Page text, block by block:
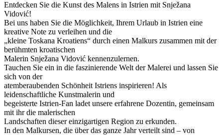
Entdecken Sie die Kunst des Malens in Istrien mit Snježana
Vidović!
Bei uns haben Sie die Möglichkeit, Ihrem Urlaub in Istrien eine
kreative Note zu verleihen und die
„kleine Toskana Kroatiens“ durch einen Malkurs zusammen mit der
berühmten kroatischen
Malerin Snježana Vidović kennenzulernen.
Tauchen Sie ein in die faszinierende Welt der Malerei und lassen Sie
sich von der
atemberaubenden Schönheit Istriens inspirieren! Als
leidenschaftliche Kunstmalerin und
begeisterte Istrien-Fan ladet unsere erfahrene Dozentin, gemeinsam
mit ihr die malerischen
Landschaften dieser einzigartigen Region zu erkunden.
In den Malkursen, die über das ganze Jahr verteilt sind – von